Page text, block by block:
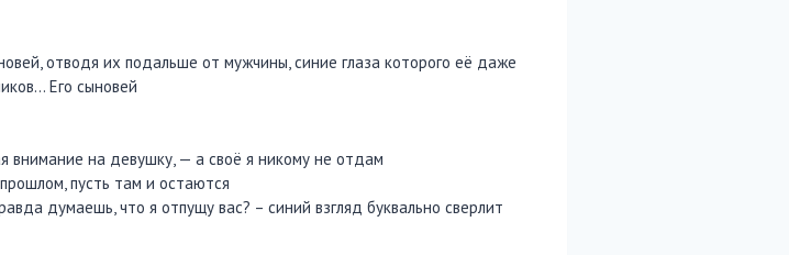
отводя их подальше от мужчины, синие глаза которого её даже
Его сыновей
на девушку, — а своё я никому не отдам
пусть там и остаются
думаешь, что я отпущу вас? – синий взгляд буквально сверлит